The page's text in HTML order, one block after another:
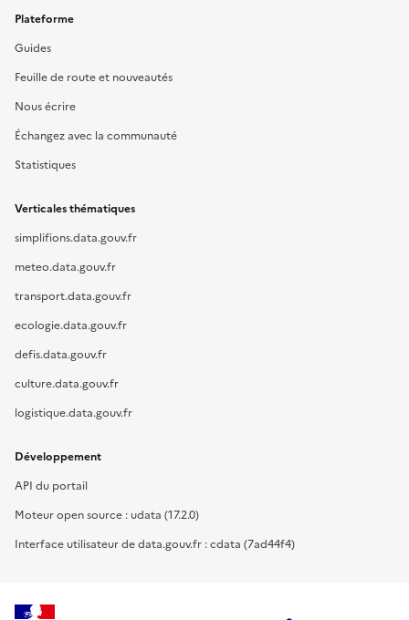
Plateforme
Guides
Feuille de route et nouveautés
Nous écrire
Échangez avec la communauté
Statistiques
Verticales thématiques
simplifions.data.gouv.fr
meteo.data.gouv.fr
transport.data.gouv.fr
ecologie.data.gouv.fr
defis.data.gouv.fr
culture.data.gouv.fr
logistique.data.gouv.fr
Développement
API du portail
Moteur open source : udata (17.2.0)
Interface utilisateur de data.gouv.fr : cdata (7ad44f4)